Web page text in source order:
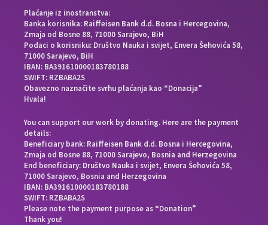
Plaćanje iz inostranstva:
Banka korisnika: Raiffeisen Bank d.d. Bosna i Hercegovina,
Zmaja od Bosne 88, 71000 Sarajevo, BiH
Podaci o korisniku: Društvo Nauka i svijet, Envera Šehovića 58,
71000 Sarajevo, BiH
IBAN: BA391610000183780188
SWIFT: RZBABA2S
Obavezno naznačite svrhu plaćanja kao “Donacija”
Hvala!
You can support our work by donating. Here are the payment
details:
Beneficiary bank: Raiffeisen Bank d.d. Bosna i Hercegovina,
Zmaja od Bosne 88, 71000 Sarajevo, Bosnia and Herzegovina
End beneficiary: Društvo Nauka i svijet, Envera Šehovića 58,
71000 Sarajevo, Bosnia and Herzegovina
IBAN: BA391610000183780188
SWIFT: RZBABA2S
Please note the payment purpose as “Donation”
Thank you!